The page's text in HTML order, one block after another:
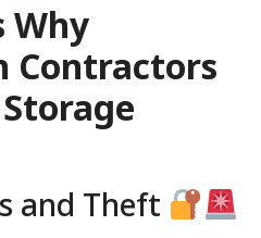
Why
Contractors
and Theft